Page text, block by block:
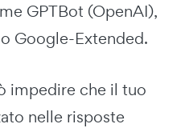
GPTBot (OpenAI),
Google-Extended.
impedire che il tuo
nelle risposte